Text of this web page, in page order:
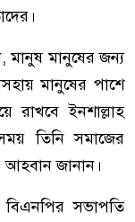
মানুষ মানুষের জন্য
মানুষের পাশে
রাখবে ইনশাল্লাহ
তিনি সমাজের
আহবান জানান।
সভাপতি